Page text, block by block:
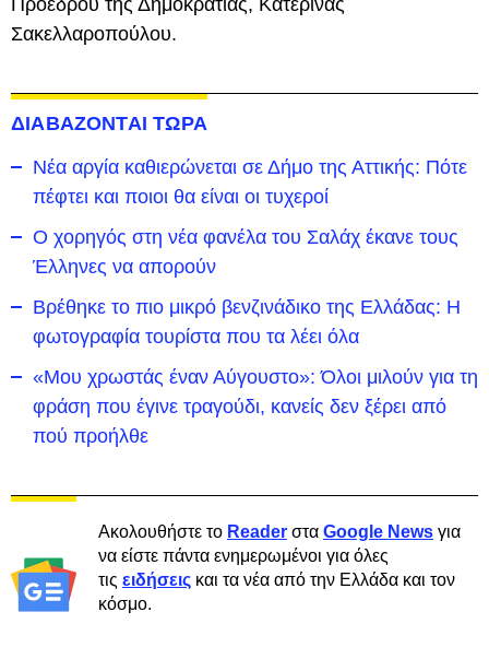
Προέδρου της Δημοκρατίας, Κατερίνας
Σακελλαροπούλου.
ΔΙΑΒΑΖΟΝΤΑΙ ΤΩΡΑ
Νέα αργία καθιερώνεται σε Δήμο της Αττικής: Πότε
πέφτει και ποιοι θα είναι οι τυχεροί
Ο χορηγός στη νέα φανέλα του Σαλάχ έκανε τους
Έλληνες να απορούν
Βρέθηκε το πιο μικρό βενζινάδικο της Ελλάδας: Η
φωτογραφία τουρίστα που τα λέει όλα
«Μου χρωστάς έναν Αύγουστο»: Όλοι μιλούν για τη
φράση που έγινε τραγούδι, κανείς δεν ξέρει από
πού προήλθε
Ακολουθήστε το Reader στα Google News για
να είστε πάντα ενημερωμένοι για όλες
τις ειδήσεις και τα νέα από την Ελλάδα και τον
κόσμο.